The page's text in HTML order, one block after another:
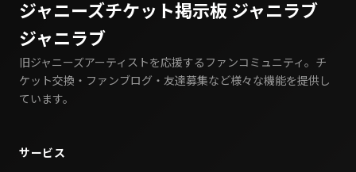
ジャニーズチケット掲示板 ジャニラブ
ジャニラブ
旧ジャニーズアーティストを応援するファンコミュニティ。チ
ケット交換・ファンブログ・友達募集など様々な機能を提供し
ています。
サービス